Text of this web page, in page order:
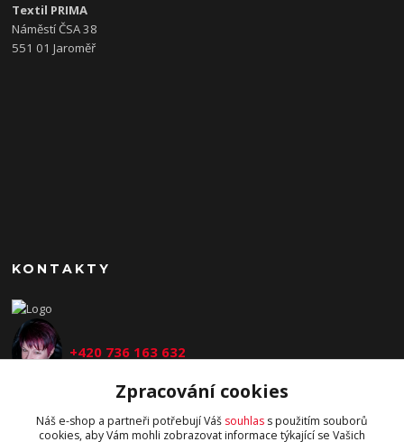
Textil PRIMA
Náměstí ČSA 38
551 01 Jaroměř
KONTAKTY
+420 736 163 632
kasalova@helltcha.com
Zpracování cookies
Náš e-shop a partneři potřebují Váš souhlas s použitím souborů
cookies, aby Vám mohli zobrazovat informace týkající se Vašich